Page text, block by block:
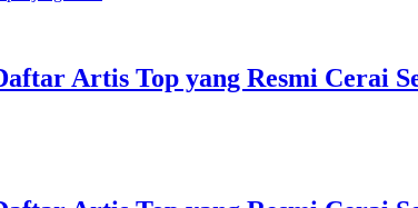
Artis Top yang Resmi Cerai